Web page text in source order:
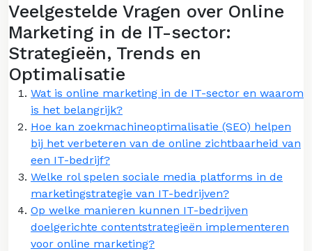
Veelgestelde Vragen over Online
Marketing in de IT-sector:
Strategieën, Trends en
Optimalisatie
Wat is online marketing in de IT-sector en waarom
is het belangrijk?
Hoe kan zoekmachineoptimalisatie (SEO) helpen
bij het verbeteren van de online zichtbaarheid van
een IT-bedrijf?
Welke rol spelen sociale media platforms in de
marketingstrategie van IT-bedrijven?
Op welke manieren kunnen IT-bedrijven
doelgerichte contentstrategieën implementeren
voor online marketing?